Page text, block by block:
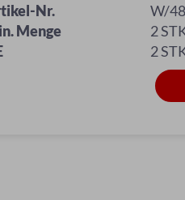
Nr.
W/
Menge
2
2